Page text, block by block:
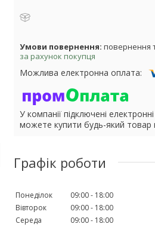
повернення
за рахунок покупця
У компанії підключені
можете купити будь-який товар
Графік роботи
Понеділок 09:00
18:00
Вівторок
09:00
18:00
Середа
09:00 18:00